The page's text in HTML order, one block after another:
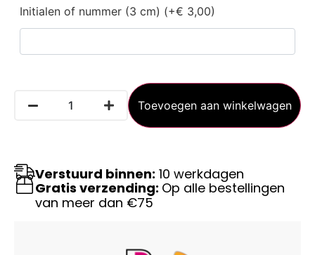
Initialen of nummer (3 cm) (+€ 3,00)
Toevoegen aan winkelwagen
Verstuurd binnen: 10 werkdagen
Gratis verzending: Op alle bestellingen
van meer dan €75